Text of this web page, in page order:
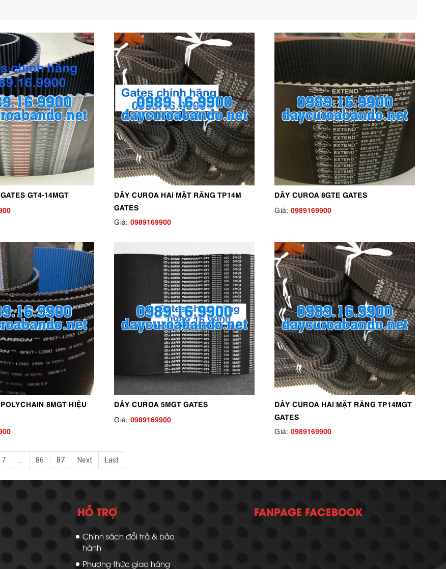
GT4-14MGT
DÂY CUROA HAI MẶT RĂNG TP14M
GATES
Giá: 0989169900
DÂY CUROA 8GTE GATES
Giá: 0989169900
8MGT HIỆU
DÂY CUROA 5MGT GATES
Giá: 0989169900
DÂY CUROA HAI MẶT RĂNG TP14MGT
GATES
Giá: 0989169900
7 86 87 Next
Last
HỖ TRỢ
Chính sách đổi trả & bảo
hành
Phương thức giao hàng
FANPAGE FACEBOOK